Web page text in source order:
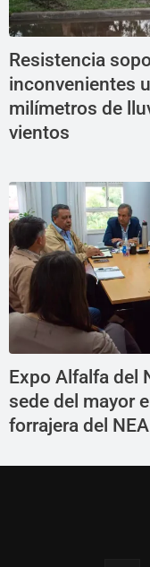
Resistencia
inconvenientes
milímetros de
vientos
Expo Alfalfa del
sede del mayor
forrajera del NEA